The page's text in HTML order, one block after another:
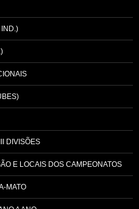
DIVISÕES
E LOCAIS DOS CAMPEONATOS
MATO